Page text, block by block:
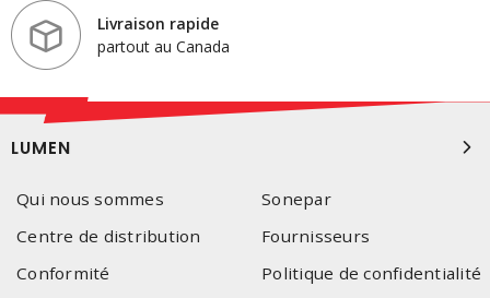
Livraison rapide
partout au Canada
LUMEN
Qui nous sommes
Sonepar
Centre de distribution
Fournisseurs
Conformité
Politique de confidentialité